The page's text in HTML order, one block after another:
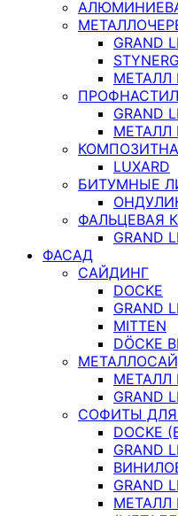
GRAND
МЕТАЛЛ
ПРОФНАСТИЛ
GRAND
МЕТАЛЛ
LUXARD
БИТУМНЫЕ
ФАЛЬЦЕВАЯ
GRAND
ФАСАД
САЙДИНГ
DOCKE
GRAND
MITTEN
DÖCKE
МЕТАЛЛ
GRAND
СОФИТЫ ДЛЯ
DOCKE
GRAND
GRAND
МЕТАЛЛ